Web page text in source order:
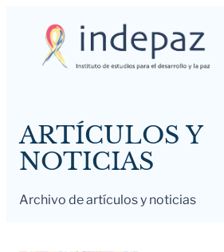
ARTÍCULOS Y
NOTICIAS
Archivo de artículos y noticias